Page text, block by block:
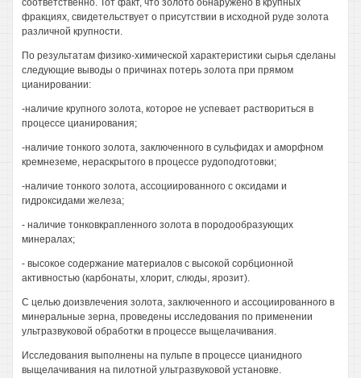
соответственно. Тот факт, что золото обнаружено в крупных
фракциях, свидетельствует о присутствии в исходной руде золота
различной крупности.
По результатам физико-химической характеристики сырья сделаны
следующие выводы о причинах потерь золота при прямом
цианировании:
-наличие крупного золота, которое не успевает раствориться в
процессе цианирования;
-наличие тонкого золота, заключенного в сульфидах и аморфном
кремнеземе, нераскрытого в процессе рудоподготовки;
-наличие тонкого золота, ассоциированного с оксидами и
гидроксидами железа;
- наличие тонковкрапленного золота в породообразующих
минералах;
- высокое содержание материалов с высокой сорбционной
активностью (карбонаты, хлорит, слюды, ярозит).
С целью доизвлечения золота, заключенного и ассоциированного в
минеральные зерна, проведены исследования по применении
ультразвуковой обработки в процессе выщелачивания.
Исследования выполнены на пульпе в процессе цианидного
выщелачивания на пилотной ультразвуковой установке.